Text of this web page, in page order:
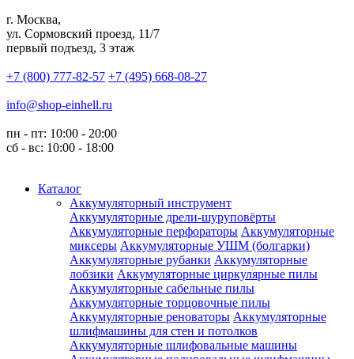
г. Москва,
ул. Сормовский проезд, 11/7
первый подъезд, 3 этаж
+7 (800) 777-82-57 +7 (495) 668-08-27
info@shop-einhell.ru
пн - пт: 10:00 - 20:00
сб - вс: 10:00 - 18:00
Каталог
Аккумуляторный инструмент
Аккумуляторные дрели-шуруповёрты
Аккумуляторные перфораторы Аккумуляторные
миксеры Аккумуляторные УШМ (болгарки)
Аккумуляторные рубанки Аккумуляторные
лобзики Аккумуляторные циркулярные пилы
Аккумуляторные сабельные пилы
Аккумуляторные торцовочные пилы
Аккумуляторные реноваторы Аккумуляторные
шлифмашины для стен и потолков
Аккумуляторные шлифовальные машины